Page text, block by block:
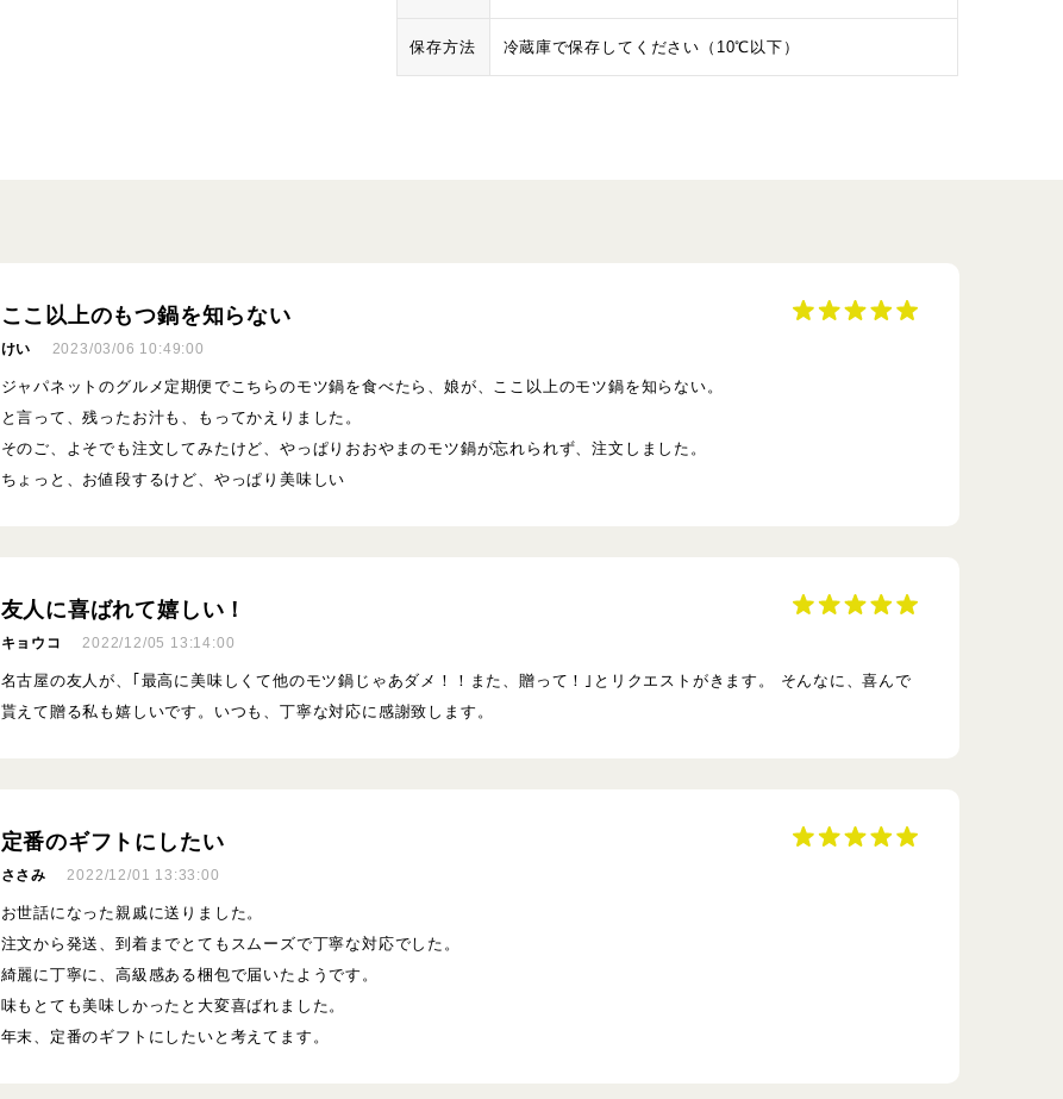
保存方法 冷蔵庫で保存してください（10℃以下）
ここ以上のもつ鍋を知らない
けい 2023/03/06 10:49:00
ジャパネットのグルメ定期便でこちらのモツ鍋を食べたら、娘が、ここ以上のモツ鍋を知らない。
と言って、残ったお汁も、もってかえりました。
そのご、よそでも注文してみたけど、やっぱりおおやまのモツ鍋が忘れられず、注文しました。
ちょっと、お値段するけど、やっぱり美味しい
友人に喜ばれて嬉しい！
キョウコ 2022/12/05 13:14:00
名古屋の友人が、｢最高に美味しくて他のモツ鍋じゃあダメ！！また、贈って！｣とリクエストがきます。 そんなに、喜んで
貰えて贈る私も嬉しいです。いつも、丁寧な対応に感謝致します。
定番のギフトにしたい
ささみ 2022/12/01 13:33:00
お世話になった親戚に送りました。
注文から発送、到着までとてもスムーズで丁寧な対応でした。
綺麗に丁寧に、高級感ある梱包で届いたようです。
味もとても美味しかったと大変喜ばれました。
年末、定番のギフトにしたいと考えてます。